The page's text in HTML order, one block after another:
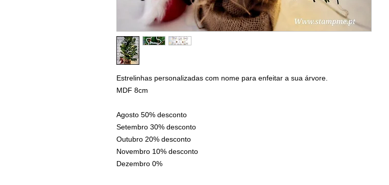
Estrelinhas personalizadas com nome para enfeitar a sua árvore.
MDF 8cm
Agosto 50% desconto
Setembro 30% desconto
Outubro 20% desconto
Novembro 10% desconto
Dezembro 0%